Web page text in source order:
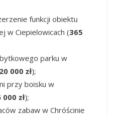
funkcji obiektu
w Ciepielowicach (365
parku w
000 zł);
przy boisku w
000 zł);
zabaw w Chróścinie